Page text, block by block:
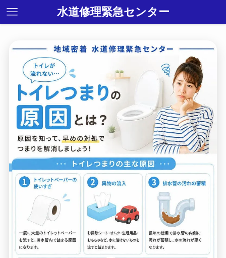
水道修理緊急センター